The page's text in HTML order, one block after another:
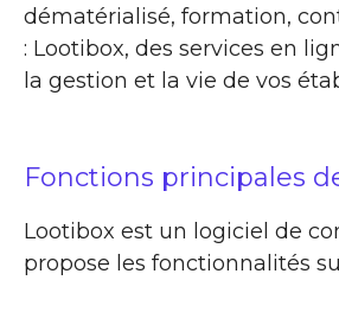
dématérialisé, formation,
: Lootibox, des services en
la gestion et la vie de vos
Fonctions principales
Lootibox est un logiciel de
propose les fonctionnalités